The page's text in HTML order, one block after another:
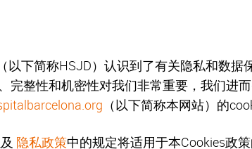
以下简称HSJD）认识到了有关隐私和数
完整性和机密性对我们非常重要，我们进
（以下简称本网站）的
隐私政策中的规定将适用于本Cookies政策